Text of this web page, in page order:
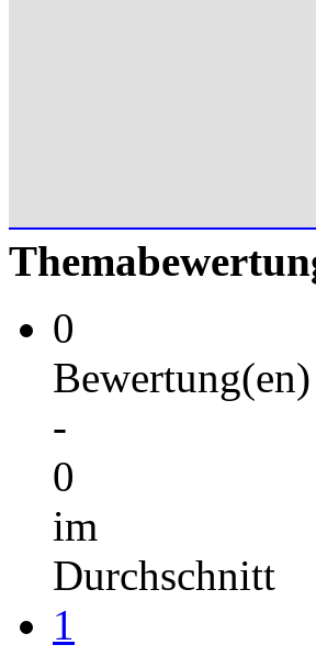
0
Bewertung(en)
-
0
im
Durchschnitt
1